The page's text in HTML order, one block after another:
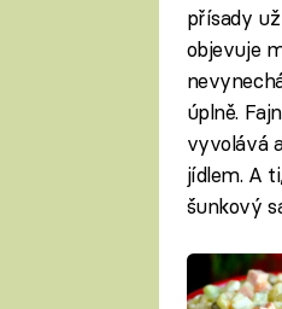
přísady
objevuje
úplně.
vyvolává
jídlem. A
šunkový